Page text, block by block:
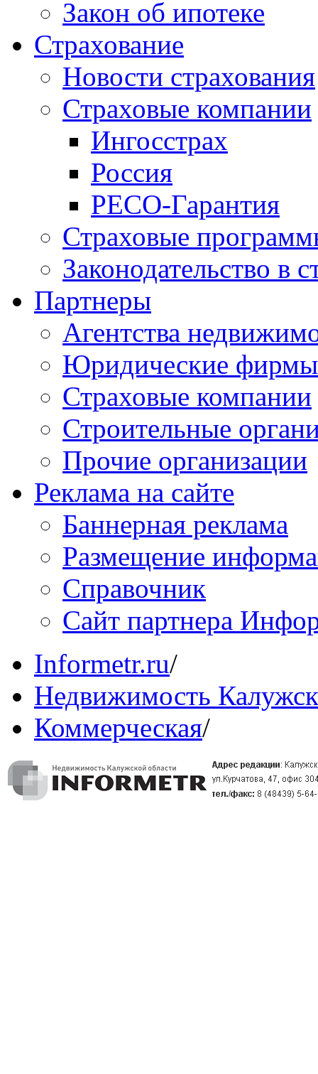
Закон об ипотеке
Страхование
Новости страхования
Страховые компании
Ингосстрах
Россия
РЕСО-Гарантия
Страховые
Законодательство в
Партнеры
Агентства
Юридические фирмы
Страховые компании
Строительные
Прочие организации
Реклама на сайте
Баннерная реклама
Размещение
Справочник
Сайт партнера
Informetr.ru/
Недвижимость
Коммерческая/